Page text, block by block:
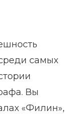
самых
Вы
«Филин»,